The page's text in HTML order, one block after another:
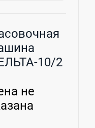
10/2
не